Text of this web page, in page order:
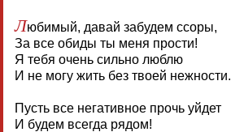
Любимый, давай забудем ссоры,
За все обиды ты меня прости!
Я тебя очень сильно люблю
И не могу жить без твоей нежности.
Пусть все негативное прочь уйдет
И будем всегда рядом!